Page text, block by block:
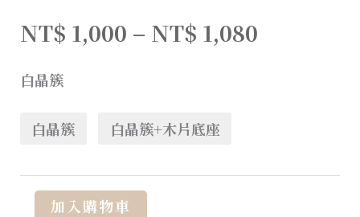
NT$ 1,000 – NT$ 1,080
白晶簇
白晶簇 白晶簇+木片底座
加入購物車